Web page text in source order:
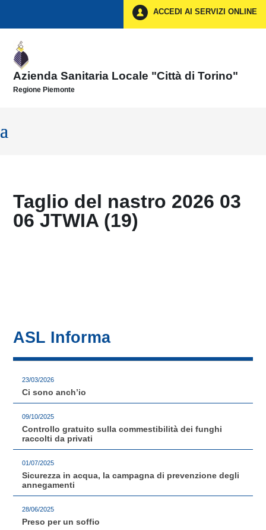
ACCEDI AI SERVIZI ONLINE
Azienda Sanitaria Locale "Città di Torino"
Regione Piemonte
Taglio del nastro 2026 03
06 JTWIA (19)
ASL Informa
23/03/2026
Ci sono anch’io
09/10/2025
Controllo gratuito sulla commestibilità dei funghi
raccolti da privati
01/07/2025
Sicurezza in acqua, la campagna di prevenzione degli
annegamenti
28/06/2025
Preso per un soffio